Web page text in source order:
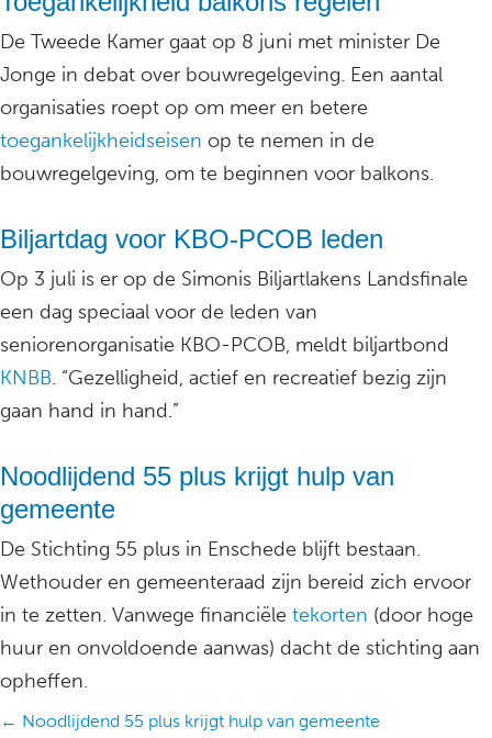
De Tweede Kamer gaat op 8 juni met minister De
Jonge in debat over bouwregelgeving. Een aantal
organisaties roept op om meer en betere
toegankelijkheidseisen op te nemen in de
bouwregelgeving, om te beginnen voor balkons.
Biljartdag voor KBO-PCOB leden
Op 3 juli is er op de Simonis Biljartlakens Landsfinale
een dag speciaal voor de leden van
seniorenorganisatie KBO-PCOB, meldt biljartbond
KNBB. “Gezelligheid, actief en recreatief bezig zijn
gaan hand in hand.”
Noodlijdend 55 plus krijgt hulp van
gemeente
De Stichting 55 plus in Enschede blijft bestaan.
Wethouder en gemeenteraad zijn bereid zich ervoor
in te zetten. Vanwege financiële tekorten (door hoge
huur en onvoldoende aanwas) dacht de stichting aan
opheffen.
Posts
← Noodlijdend 55 plus krijgt hulp van gemeente